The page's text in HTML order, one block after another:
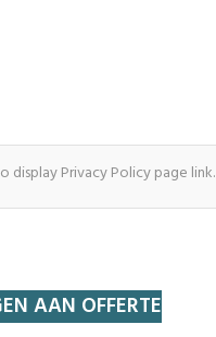
display Privacy Policy page link.
AAN OFFERTE